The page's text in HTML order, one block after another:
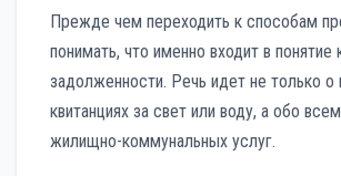
Прежде чем переходить к способам
понимать, что именно входит в понятие
задолженности. Речь идет не только о
квитанциях за свет или воду, а обо
жилищно-коммунальных услуг.